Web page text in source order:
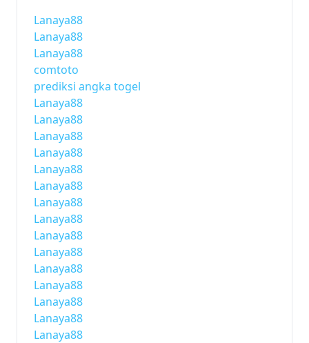
Lanaya88
Lanaya88
Lanaya88
comtoto
prediksi angka togel
Lanaya88
Lanaya88
Lanaya88
Lanaya88
Lanaya88
Lanaya88
Lanaya88
Lanaya88
Lanaya88
Lanaya88
Lanaya88
Lanaya88
Lanaya88
Lanaya88
Lanaya88